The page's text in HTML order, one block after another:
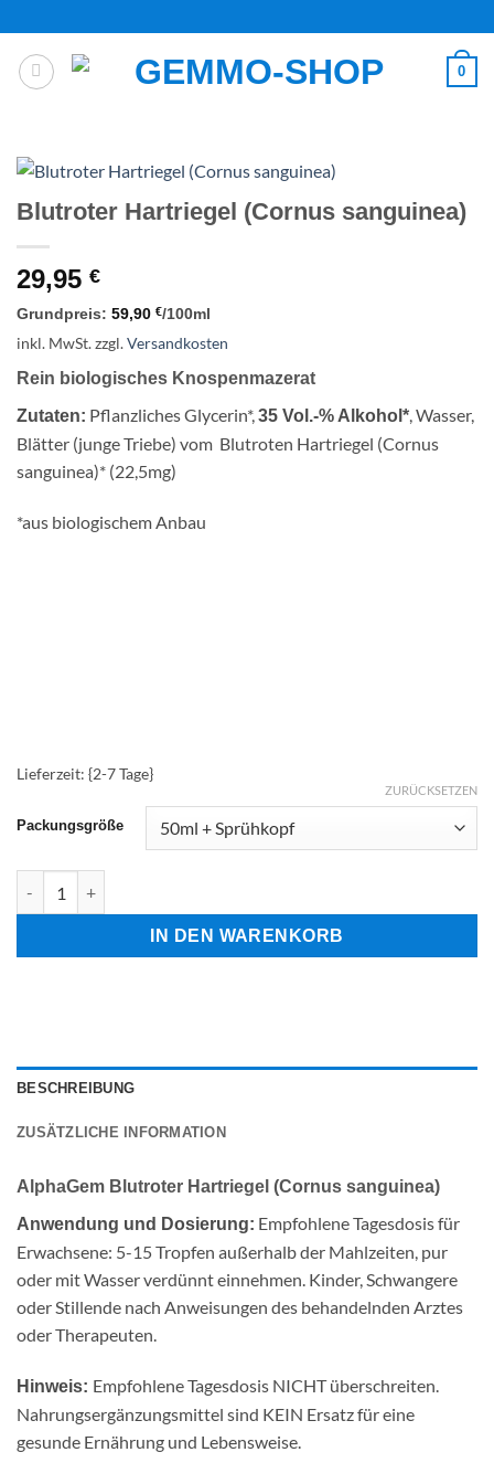
Inhalt
springen
0
Blutroter Hartriegel (Cornus sanguinea)
29,95 €
Grundpreis: 59,90 €/100ml
inkl. MwSt.zzgl.Versandkosten
Rein biologisches Knospenmazerat
Zutaten: Pflanzliches Glycerin*,35 Vol.-% Alkohol*, Wasser,
Blätter (junge Triebe) vom Blutroten Hartriegel (Cornus
sanguinea)* (22,5mg)
*aus biologischem Anbau
Lieferzeit: {2-7 Tage}
Packungsgröße
ZURÜCKSETZEN
IN DEN WARENKORB
BESCHREIBUNG
ZUSÄTZLICHE INFORMATION
AlphaGem Blutroter Hartriegel (Cornus sanguinea)
Anwendung und Dosierung: Empfohlene Tagesdosis für
Erwachsene: 5-15 Tropfen außerhalb der Mahlzeiten, pur
oder mit Wasser verdünnt einnehmen. Kinder, Schwangere
oder Stillende nach Anweisungen des behandelnden Arztes
oder Therapeuten.
Hinweis: Empfohlene Tagesdosis NICHT überschreiten.
Nahrungsergänzungsmittel sind KEIN Ersatz für eine
gesunde Ernährung und Lebensweise.